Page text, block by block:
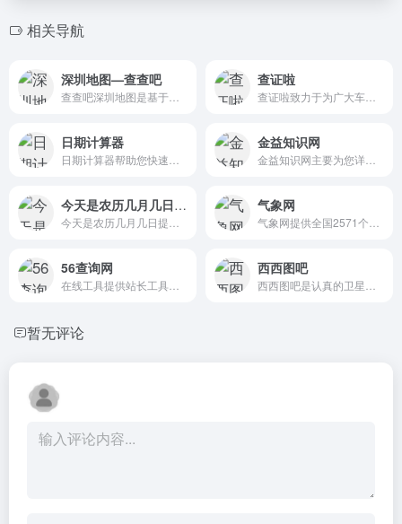
相关导航
深圳地图—查查吧 查证啦
日期计算器 金益知识网
今天是农历几月几日,今天是什么日子,今天几月几号星期几 气象网
56查询网 西西图吧
暂无评论